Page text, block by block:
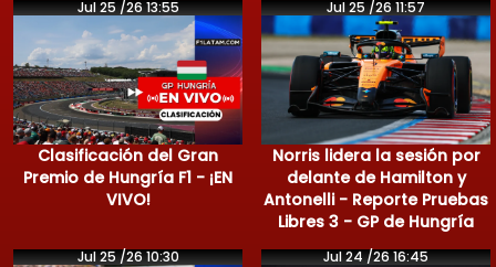
Jul 25 /26 13:55
Clasificación del Gran
Premio de Hungría F1 - ¡EN
VIVO!
Jul 25 /26 11:57
Norris lidera la sesión por
delante de Hamilton y
Antonelli - Reporte Pruebas
Libres 3 - GP de Hungría
Jul 25 /26 10:30 Jul 24 /26 16:45